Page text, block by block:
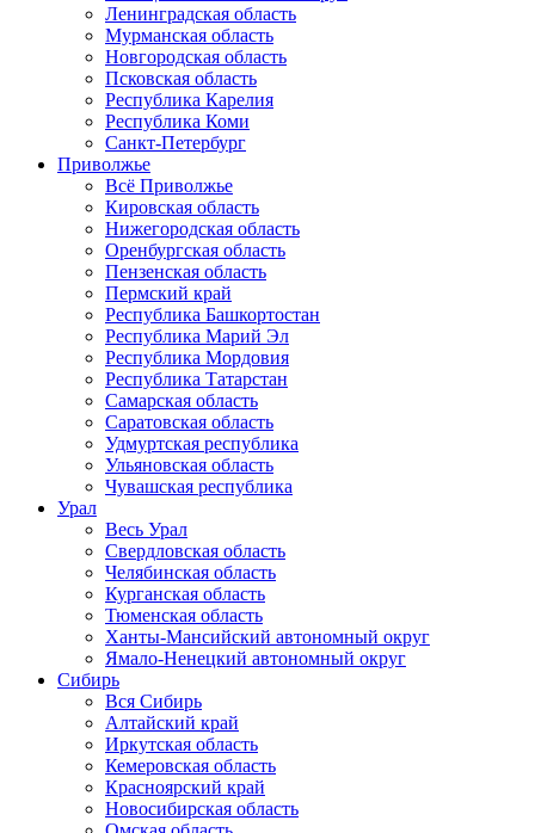
Ленинградская область
Мурманская область
Новгородская область
Псковская область
Республика Карелия
Республика Коми
Санкт-Петербург
Приволжье
Всё Приволжье
Кировская область
Нижегородская область
Оренбургская область
Пензенская область
Пермский край
Республика Башкортостан
Республика Марий Эл
Республика Мордовия
Республика Татарстан
Самарская область
Саратовская область
Удмуртская республика
Ульяновская область
Чувашская республика
Урал
Весь Урал
Свердловская область
Челябинская область
Курганская область
Тюменская область
Ханты-Мансийский автономный округ
Ямало-Ненецкий автономный округ
Сибирь
Вся Сибирь
Алтайский край
Иркутская область
Кемеровская область
Красноярский край
Новосибирская область